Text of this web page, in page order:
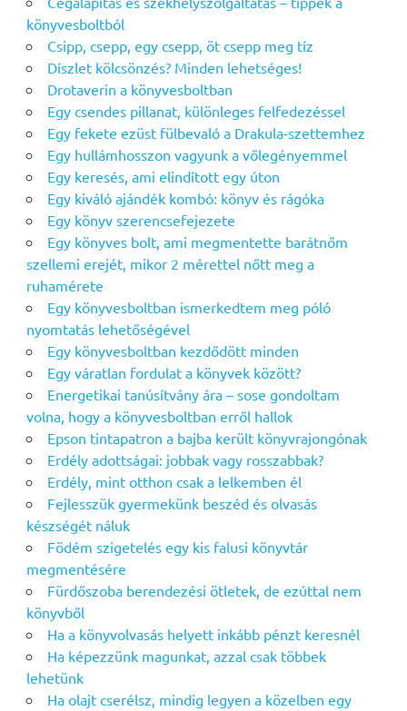
könyvesboltból
Csipp, csepp, egy csepp, öt csepp meg tíz
Díszlet kölcsönzés? Minden lehetséges!
Drotaverin a könyvesboltban
Egy csendes pillanat, különleges felfedezéssel
Egy fekete ezüst fülbevaló a Drakula-szettemhez
Egy hullámhosszon vagyunk a vőlegényemmel
Egy keresés, ami elindított egy úton
Egy kiváló ajándék kombó: könyv és rágóka
Egy könyv szerencsefejezete
Egy könyves bolt, ami megmentette barátnőm
szellemi erejét, mikor 2 mérettel nőtt meg a
ruhamérete
Egy könyvesboltban ismerkedtem meg póló
nyomtatás lehetőségével
Egy könyvesboltban kezdődött minden
Egy váratlan fordulat a könyvek között?
Energetikai tanúsítvány ára – sose gondoltam
volna, hogy a könyvesboltban erről hallok
Epson tintapatron a bajba került könyvrajongónak
Erdély adottságai: jobbak vagy rosszabbak?
Erdély, mint otthon csak a lelkemben él
Fejlesszük gyermekünk beszéd és olvasás
készségét náluk
Födém szigetelés egy kis falusi könyvtár
megmentésére
Fürdőszoba berendezési ötletek, de ezúttal nem
könyvből
Ha a könyvolvasás helyett inkább pénzt keresnél
Ha képezzünk magunkat, azzal csak többek
lehetünk
Ha olajt cserélsz, mindig legyen a közelben egy